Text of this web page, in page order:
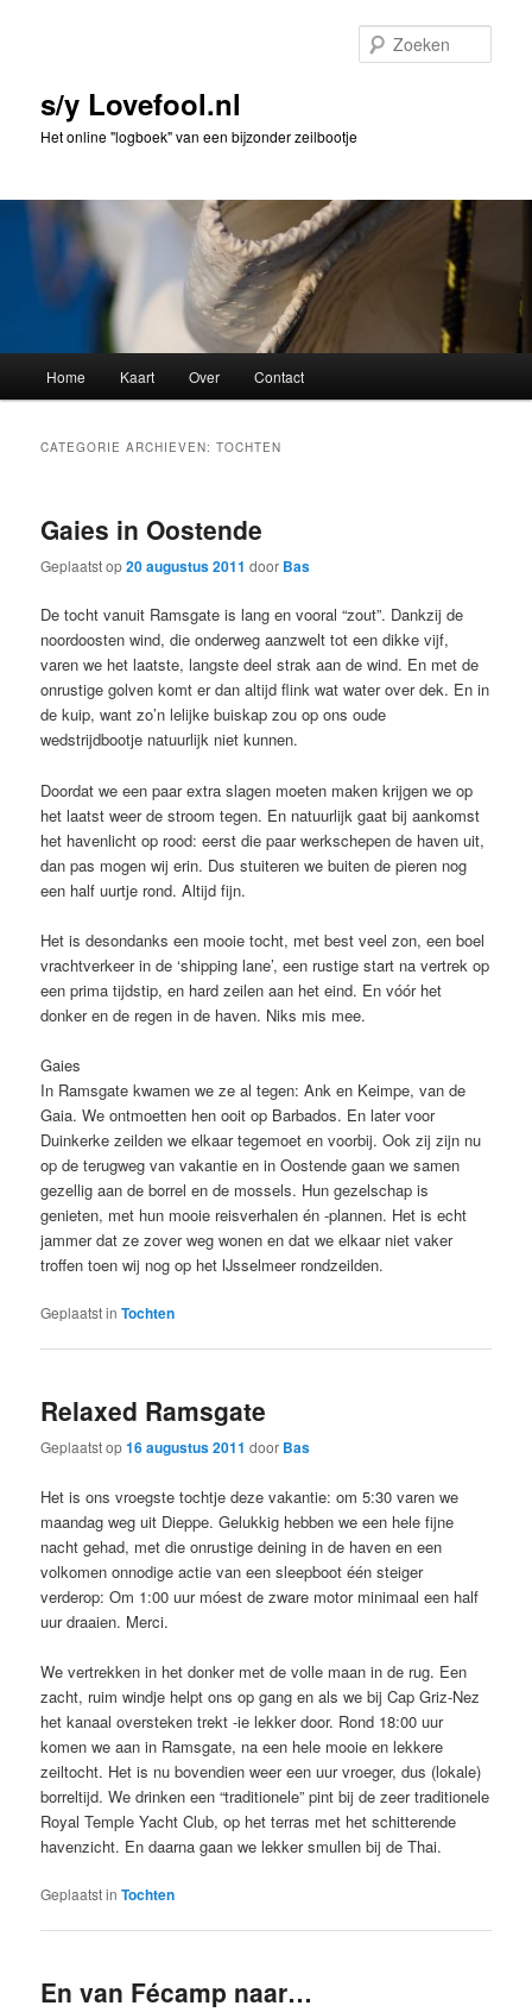
inhoud
inhouds/y Lovefool.nl
Het online "logboek" van een bijzonder zeilbootje
Home Kaart Over Contact
CATEGORIE ARCHIEVEN:TOCHTEN
Gaies in Oostende
Geplaatst op20 augustus 2011 door Bas
De tocht vanuit Ramsgate is lang en vooral “zout”. Dankzij de
noordoosten wind, die onderweg aanzwelt tot een dikke vijf,
varen we het laatste, langste deel strak aan de wind. En met de
onrustige golven komt er dan altijd flink wat water over dek. En in
de kuip, want zo’n lelijke buiskap zou op ons oude
wedstrijdbootje natuurlijk niet kunnen.
Doordat we een paar extra slagen moeten maken krijgen we op
het laatst weer de stroom tegen. En natuurlijk gaat bij aankomst
het havenlicht op rood: eerst die paar werkschepen de haven uit,
dan pas mogen wij erin. Dus stuiteren we buiten de pieren nog
een half uurtje rond. Altijd fijn.
Het is desondanks een mooie tocht, met best veel zon, een boel
vrachtverkeer in de ‘shipping lane’, een rustige start na vertrek op
een prima tijdstip, en hard zeilen aan het eind. En vóór het
donker en de regen in de haven. Niks mis mee.
Gaies
In Ramsgate kwamen we ze al tegen: Ank en Keimpe, van de
Gaia. We ontmoetten hen ooit op Barbados. En later voor
Duinkerke zeilden we elkaar tegemoet en voorbij. Ook zij zijn nu
op de terugweg van vakantie en in Oostende gaan we samen
gezellig aan de borrel en de mossels. Hun gezelschap is
genieten, met hun mooie reisverhalen én -plannen. Het is echt
jammer dat ze zover weg wonen en dat we elkaar niet vaker
troffen toen wij nog op het IJsselmeer rondzeilden.
Geplaatst in Tochten
Relaxed Ramsgate
Geplaatst op16 augustus 2011 door Bas
Het is ons vroegste tochtje deze vakantie: om 5:30 varen we
maandag weg uit Dieppe. Gelukkig hebben we een hele fijne
nacht gehad, met die onrustige deining in de haven en een
volkomen onnodige actie van een sleepboot één steiger
verderop: Om 1:00 uur móest de zware motor minimaal een half
uur draaien. Merci.
We vertrekken in het donker met de volle maan in de rug. Een
zacht, ruim windje helpt ons op gang en als we bij Cap Griz-Nez
het kanaal oversteken trekt -ie lekker door. Rond 18:00 uur
komen we aan in Ramsgate, na een hele mooie en lekkere
zeiltocht. Het is nu bovendien weer een uur vroeger, dus (lokale)
borreltijd. We drinken een “traditionele” pint bij de zeer traditionele
Royal Temple Yacht Club, op het terras met het schitterende
havenzicht. En daarna gaan we lekker smullen bij de Thai.
Geplaatst in Tochten
En van Fécamp naar…